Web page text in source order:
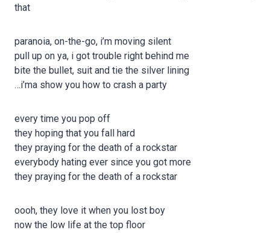
that
paranoia, on-the-go, i’m moving silent
pull up on ya, i got trouble right behind me
bite the bullet, suit and tie the silver lining
…i’ma show you how to crash a party
every time you pop off
they hoping that you fall hard
they praying for the death of a rockstar
everybody hating ever since you got more
they praying for the death of a rockstar
oooh, they love it when you lost boy
now the low life at the top floor